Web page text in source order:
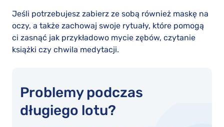
Jeśli potrzebujesz zabierz ze sobą również maskę na
oczy, a także zachowaj swoje rytuały, które pomogą
ci zasnąć jak przykładowo mycie zębów, czytanie
książki czy chwila medytacji.
Problemy podczas
długiego lotu?